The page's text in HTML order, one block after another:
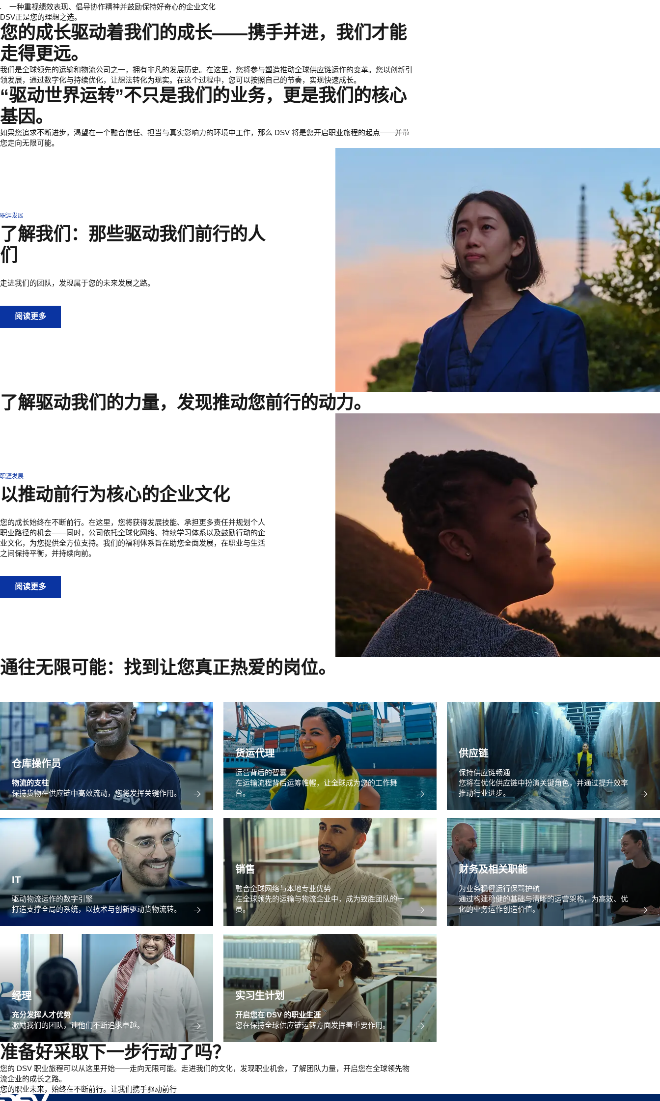
一种重视绩效表现、倡导协作精神并鼓励保持好奇心的企业文化
DSV正是您的理想之选。
您的成长驱动着我们的成长——携手并进，我们才能
走得更远。
我们是全球领先的运输和物流公司之一，拥有非凡的发展历史。在这里，您将参与塑造推动全球供应链运作的变革。您以创新引
领发展，通过数字化与持续优化，让想法转化为现实。在这个过程中，您可以按照自己的节奏，实现快速成长。
“驱动世界运转”不只是我们的业务，更是我们的核心
基因。
如果您追求不断进步，渴望在一个融合信任、担当与真实影响力的环境中工作，那么 DSV 将是您开启职业旅程的起点——并带
您走向无限可能。
职涯发展
了解我们：那些驱动我们前行的人
们
走进我们的团队，发现属于您的未来发展之路。
了解我们：那些驱动我们前行的人们
阅读更多
了解驱动我们的力量，发现推动您前行的动力。
职涯发展
以推动前行为核心的企业文化
您的成长始终在不断前行。在这里，您将获得发展技能、承担更多责任并规划个人
职业路径的机会——同时，公司依托全球化网络、持续学习体系以及鼓励行动的企
业文化，为您提供全方位支持。我们的福利体系旨在助您全面发展，在职业与生活
之间保持平衡，并持续向前。
以推动前行为核心的企业文化
阅读更多
通往无限可能：找到让您真正热爱的岗位。
仓库操作员
物流的支柱
保持货物在供应链中高效流动，您将发挥关键作用。
货运代理
运营背后的智囊
在运输流程背后运筹帷幄，让全球成为您的工作舞
台。
供应链
保持供应链畅通
您将在优化供应链中扮演关键角色，并通过提升效率
推动行业进步。
IT
驱动物流运作的数字引擎
打造支撑全局的系统，以技术与创新驱动货物流转。
销售
融合全球网络与本地专业优势
在全球领先的运输与物流企业中，成为致胜团队的一
员。
财务及相关职能
为业务稳健运行保驾护航
通过构建稳健的基础与清晰的运营架构，为高效、优
化的业务运作创造价值。
经理
充分发挥人才优势
激励我们的团队，让他们不断追求卓越。
实习生计划
开启您在 DSV 的职业生涯
您在保持全球供应链运转方面发挥着重要作用。
准备好采取下一步行动了吗？
您的 DSV 职业旅程可以从这里开始——走向无限可能。走进我们的文化，发现职业机会，了解团队力量，开启您在全球领先物
流企业的成长之路。
您的职业未来，始终在不断前行。让我们携手驱动前行